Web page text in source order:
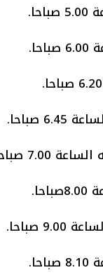
صباحا.
صباحا.